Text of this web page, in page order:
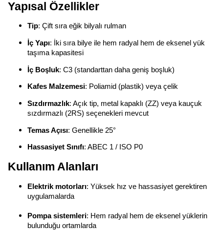
Yapısal Özellikler
Tip: Çift sıra eğik bilyalı rulman
İç Yapı: İki sıra bilye ile hem radyal hem de eksenel yük
taşıma kapasitesi
İç Boşluk: C3 (standarttan daha geniş boşluk)
Kafes Malzemesi: Poliamid (plastik) veya çelik
Sızdırmazlık: Açık tip, metal kapaklı (ZZ) veya kauçuk
sızdırmazlı (2RS) seçenekleri mevcut
Temas Açısı: Genellikle 25°
Hassasiyet Sınıfı: ABEC 1 / ISO P0
Kullanım Alanları
Elektrik motorları: Yüksek hız ve hassasiyet gerektiren
uygulamalarda
Pompa sistemleri: Hem radyal hem de eksenel yüklerin
bulunduğu ortamlarda